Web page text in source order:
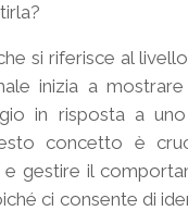
si riferisce al
inizia a
in risposta a
concetto è
gestire il
ci consente di